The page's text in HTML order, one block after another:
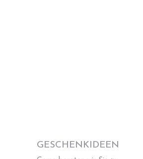
GESCHENKIDEEN